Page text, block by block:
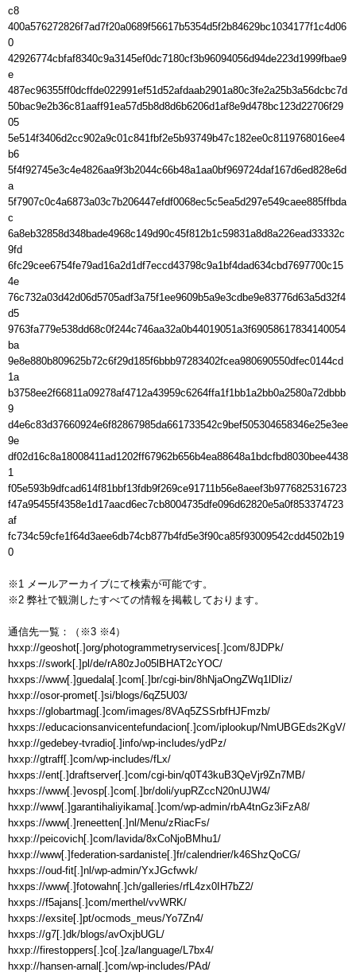
c8
400a576272826f7ad7f20a0689f56617b5354d5f2b84629bc1034177f1c4d06
0
42926774cbfaf8340c9a3145ef0dc7180cf3b96094056d94de223d1999fbae9
e
487ec96355ff0dcffde022991ef51d52afdaab2901a80c3fe2a25b3a56dcbc7d
50bac9e2b36c81aaff91ea57d5b8d8d6b6206d1af8e9d478bc123d22706f29
05
5e514f3406d2cc902a9c01c841fbf2e5b93749b47c182ee0c8119768016ee4
b6
5f4f92745e3c4e4826aa9f3b2044c66b48a1aa0bf969724daf167d6ed828e6d
a
5f7907c0c4a6873a03c7b206447efdf0068ec5c5ea5d297e549caee885ffbda
c
6a8eb32858d348bade4968c149d90c45f812b1c59831a8d8a226ead33332c
9fd
6fc29cee6754fe79ad16a2d1df7eccd43798c9a1bf4dad634cbd7697700c15
4e
76c732a03d42d06d5705adf3a75f1ee9609b5a9e3cdbe9e83776d63a5d32f4
d5
9763fa779e538dd68c0f244c746aa32a0b44019051a3f69058617834140054
ba
9e8e880b809625b72c6f29d185f6bbb97283402fcea980690550dfec0144cd
1a
b3758ee2f66811a09278af4712a43959c6264ffa1f1bb1a2bb0a2580a72dbbb
9
d4e6c83d37660924e6f82867985da661733542c9bef505304658346e25e3ee
9e
df02d16c8a18008411ad1202ff67962b656b4ea88648a1bdcfbd8030bee4438
1
f05e593b9dfcad614f81bbf13fdb9f269ce91711b56e8aeef3b9776825316723
f47a95455f4358e1d17aacd6ec7cb8004735dfe096d62820e5a0f853374723
af
fc734c59cfe1f64d3aee6db74cb877b4fd5e3f90ca85f93009542cdd4502b19
0
※1 メールアーカイブにて検索が可能です。
※2 弊社で観測したすべての情報を掲載しております。
通信先一覧：（※3 ※4）
hxxp://geoshot[.]org/photogrammetryservices[.]com/8JDPk/
hxxps://swork[.]pl/de/rA80zJo05lBHAT2cYOC/
hxxps://www[.]guedala[.]com[.]br/cgi-bin/8hNjaOngZWq1lDIiz/
hxxp://osor-promet[.]si/blogs/6qZ5U03/
hxxps://globartmag[.]com/images/8VAq5ZSSrbfHJFmzb/
hxxps://educacionsanvicentefundacion[.]com/iplookup/NmUBGEds2KgV/
hxxp://gedebey-tvradio[.]info/wp-includes/ydPz/
hxxp://gtraff[.]com/wp-includes/fLx/
hxxps://ent[.]draftserver[.]com/cgi-bin/q0T43kuB3QeVjr9Zn7MB/
hxxps://www[.]evosp[.]com[.]br/doli/yupRZccN20nUJW4/
hxxp://www[.]garantihaliyikama[.]com/wp-admin/rbA4tnGz3iFzA8/
hxxps://www[.]reneetten[.]nl/Menu/zRiacFs/
hxxp://peicovich[.]com/lavida/8xCoNjoBMhu1/
hxxp://www[.]federation-sardaniste[.]fr/calendrier/k46ShzQoCG/
hxxps://oud-fit[.]nl/wp-admin/YxJGcfwvk/
hxxps://www[.]fotowahn[.]ch/galleries/rfL4zx0IH7bZ2/
hxxps://f5ajans[.]com/merthel/vvWRK/
hxxps://exsite[.]pt/ocmods_meus/Yo7Zn4/
hxxps://g7[.]dk/blogs/avOxjbUGL/
hxxp://firestoppers[.]co[.]za/language/L7bx4/
hxxp://hansen-arnal[.]com/wp-includes/PAd/